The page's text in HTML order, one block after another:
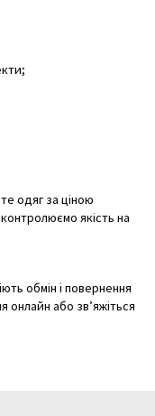
одяг за ціною
якість на
обмін і повернення
або зв’яжіться